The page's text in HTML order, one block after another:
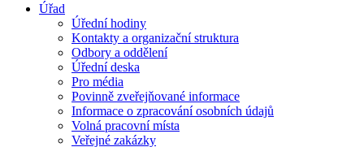
Úřad
Úřední hodiny
Kontakty a organizační struktura
Odbory a oddělení
Úřední deska
Pro média
Povinně zveřejňované informace
Informace o zpracování osobních údajů
Volná pracovní místa
Veřejné zakázky